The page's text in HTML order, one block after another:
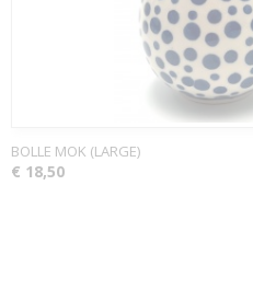
BOLLE MOK (LARGE)
€ 18,50